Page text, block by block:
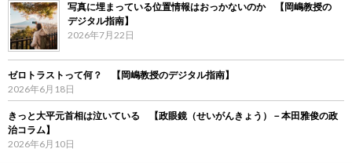
写真に埋まっている位置情報はおっかないのか 【岡嶋教授の
デジタル指南】
2026年7月22日
ゼロトラストって何？ 【岡嶋教授のデジタル指南】
2026年6月18日
きっと大平元首相は泣いている 【政眼鏡（せいがんきょう）－本田雅俊の政
治コラム】
2026年6月10日